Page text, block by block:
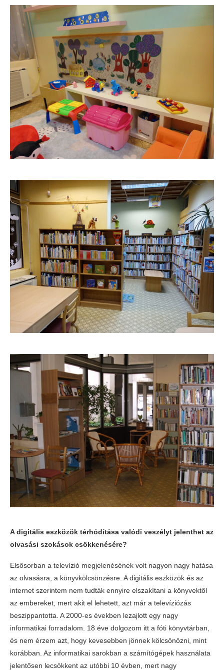
A digitális eszközök térhódítása valódi veszélyt jelenthet az
olvasási szokások csökkenésére?
Elsősorban a televízió megjelenésének volt nagyon nagy hatása
az olvasásra, a könyvkölcsönzésre. A digitális eszközök és az
internet szerintem nem tudták ennyire elszakítani a könyvektől
az embereket, mert akit el lehetett, azt már a televíziózás
beszippantotta. A 2000-es években lezajlott egy nagy
informatikai forradalom. 18 éve dolgozom itt a fóti könyvtárban,
és nem érzem azt, hogy kevesebben jönnek kölcsönözni, mint
korábban. Az informatikai sarokban a számítógépek használata
jelentősen lecsökkent az utóbbi 10 évben, mert nagy